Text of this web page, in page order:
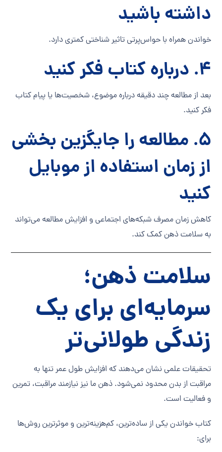
داشته باشید
خواندن همراه با حواس‌پرتی تاثیر شناختی کمتری دارد.
۴. درباره کتاب فکر کنید
بعد از مطالعه چند دقیقه درباره موضوع، شخصیت‌ها یا پیام کتاب
فکر کنید.
۵. مطالعه را جایگزین بخشی
از زمان استفاده از موبایل
کنید
کاهش زمان مصرف شبکه‌های اجتماعی و افزایش مطالعه می‌تواند
به سلامت ذهن کمک کند.
سلامت ذهن؛
سرمایه‌ای برای یک
زندگی طولانی‌تر
تحقیقات علمی نشان می‌دهند که افزایش طول عمر تنها به
مراقبت از بدن محدود نمی‌شود. ذهن ما نیز نیازمند مراقبت، تمرین
و فعالیت است.
کتاب خواندن یکی از ساده‌ترین، کم‌هزینه‌ترین و موثرترین روش‌ها
برای: